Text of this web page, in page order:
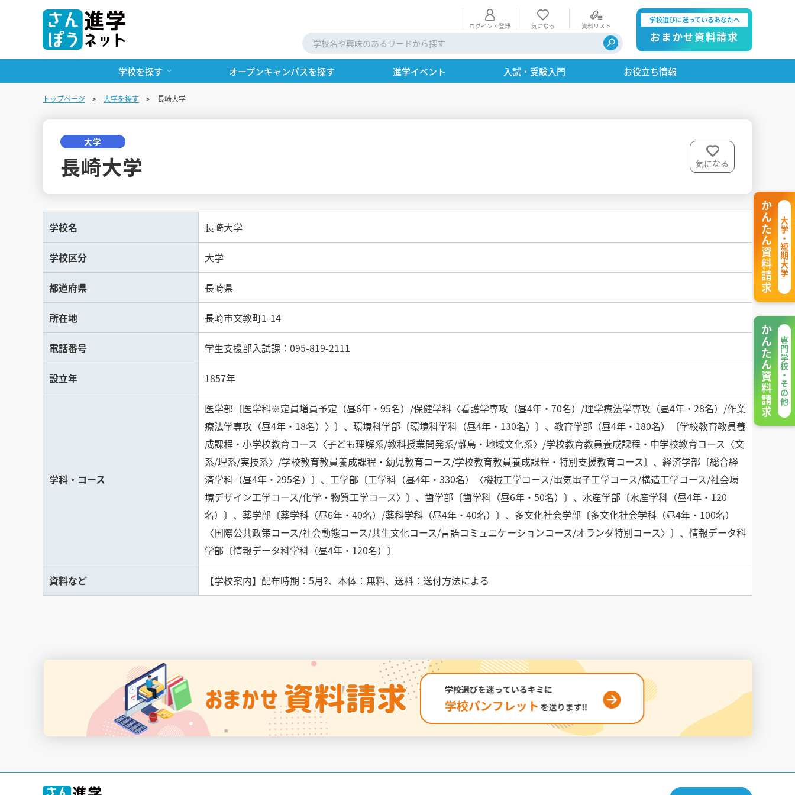
ログイン・登録 気になる 資料リスト
学校選びに迷っているあなたへ
おまかせ資料請求
学校を探す オープンキャンパスを探す 進学イベント 入試・受験入門 お役立ち情報
トップページ 大学を探す 長崎大学
大学
長崎大学 気になる
学校名 長崎大学
学校区分 大学
都道府県 長崎県
所在地 長崎市文教町1-14
電話番号 学生支援部入試課：095-819-2111
設立年 1857年
学科・コース
医学部〔医学科※定員増員予定（昼6年・95名）/保健学科〈看護学専攻（昼4年・70名）/理学療法学専攻（昼4年・28名）/作業
療法学専攻（昼4年・18名）〉〕、環境科学部〔環境科学科（昼4年・130名）〕、教育学部（昼4年・180名）〔学校教育教員養
成課程・小学校教育コース〈子ども理解系/教科授業開発系/離島・地域文化系〉/学校教育教員養成課程・中学校教育コース〈文
系/理系/実技系〉/学校教育教員養成課程・幼児教育コース/学校教育教員養成課程・特別支援教育コース〕、経済学部〔総合経
済学科（昼4年・295名）〕、工学部〔工学科（昼4年・330名）〈機械工学コース/電気電子工学コース/構造工学コース/社会環
境デザイン工学コース/化学・物質工学コース〉〕、歯学部〔歯学科（昼6年・50名）〕、水産学部〔水産学科（昼4年・120
名）〕、薬学部〔薬学科（昼6年・40名）/薬科学科（昼4年・40名）〕、多文化社会学部〔多文化社会学科（昼4年・100名）
〈国際公共政策コース/社会動態コース/共生文化コース/言語コミュニケーションコース/オランダ特別コース〉〕、情報データ科
学部〔情報データ科学科（昼4年・120名）〕
資料など 【学校案内】配布時期：5月?、本体：無料、送料：送付方法による
大学・短期大学
かんたん資料請求
専門学校・その他
かんたん資料請求